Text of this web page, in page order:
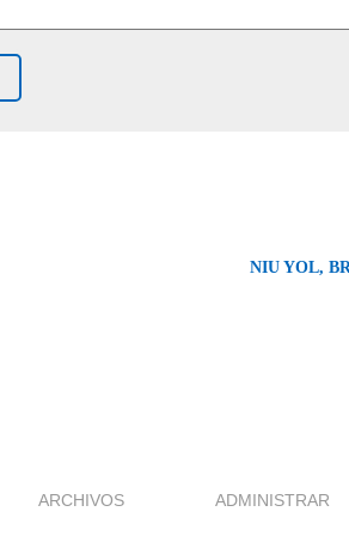
NIU YOL,
ARCHIVOS ADMINISTRAR